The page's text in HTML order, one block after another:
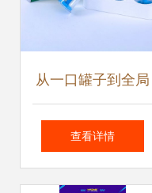
从一口罐子到全局
生态 一家拔罐厂家
查看详情